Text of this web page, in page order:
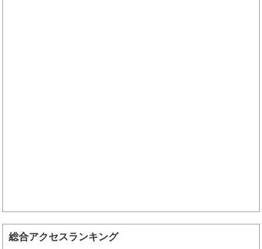
総合アクセスランキング